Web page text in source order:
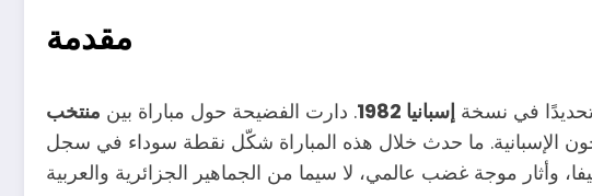
مقدمة
في نسخة إسبانيا 1982 . دارت الفضيحة حول مباراة بين منتخب
الإسبانية. ما حدث خلال هذه المباراة شكّل نقطة سوداء في سجل